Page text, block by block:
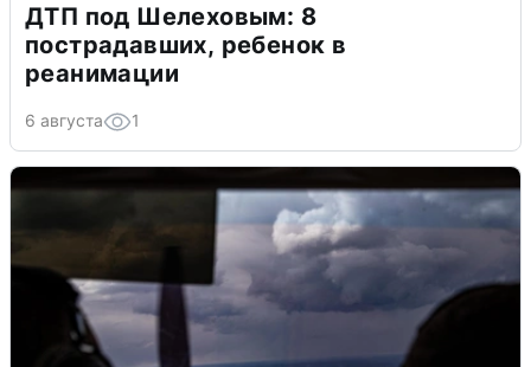
ДТП под Шелеховым: 8
пострадавших, ребенок в
реанимации
6 августа 1